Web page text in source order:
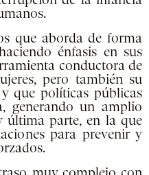
que aborda de forma
énfasis en sus
conductora de
pero también su
que políticas públicas
generando un amplio
última parte, en la que
para prevenir y